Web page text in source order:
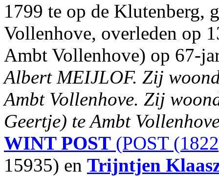
1799 te op de Klutenberg,
Vollenhove, overleden op
Ambt Vollenhove) op 67-
Albert MEIJLOF. Zij
Ambt Vollenhove. Zij
Geertje) te Ambt
WINT POST (POST
15935) en Trijntjen